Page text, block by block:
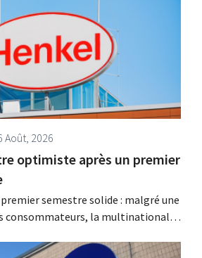
Août, 2026
optimiste après un premier
semestre solide : malgré une
consommateurs, la multinationale
et des lessives, et intensifie ses